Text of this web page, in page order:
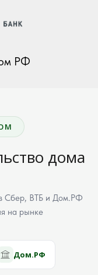
РФ
дома
Сбер, ВТБ и Дом.РФ
на рынке
Дом.РФ